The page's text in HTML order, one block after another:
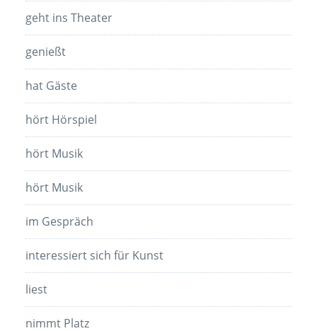
geht ins Theater
genießt
hat Gäste
hört Hörspiel
hört Musik
hört Musik
im Gespräch
interessiert sich für Kunst
liest
nimmt Platz